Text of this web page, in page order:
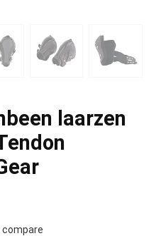
laarzen
compare